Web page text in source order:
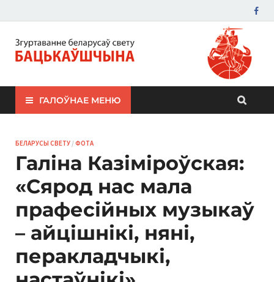
ЗБС "Бацькаўшчына"
ГАЛОЎНАЕ МЕНЮ
БЕЛАРУСЫ СВЕТУ /ФОТА
Галіна Казіміроўская:
«Сярод нас мала
прафесійных музыкаў
– айцішнікі, няні,
перакладчыкі,